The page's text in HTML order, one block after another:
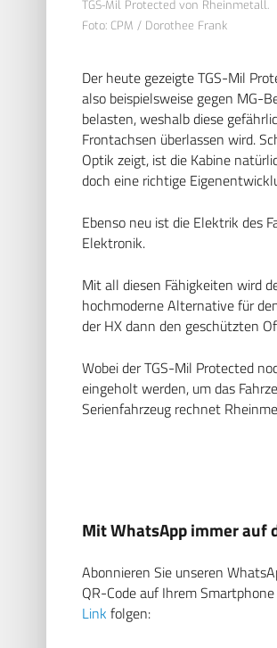
TGS-Mil Protected von Rheinmetall.
Foto: CPM / Dorothee Frank
Der heute gezeigte TGS-Mil
also beispielsweise gegen MG-
belasten, weshalb diese
Frontachsen überlassen wird.
Optik zeigt, ist die Kabine
doch eine richtige
Ebenso neu ist die Elektrik des
Elektronik.
Mit all diesen Fähigkeiten wird
hochmoderne Alternative für
der HX dann den geschützten
Wobei der TGS-Mil Protected
eingeholt werden, um das
Serienfahrzeug rechnet
Mit WhatsApp immer auf
Abonnieren Sie unseren
QR-Code auf Ihrem
Link folgen: